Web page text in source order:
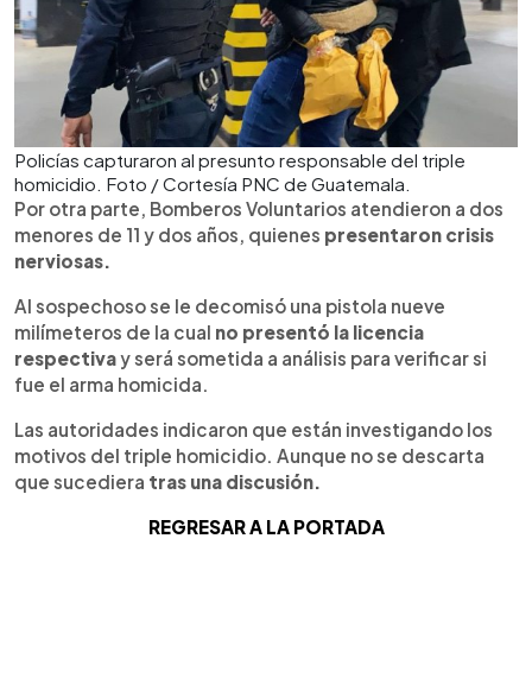
Policías capturaron al presunto responsable del triple
homicidio. Foto / Cortesía PNC de Guatemala.
Por otra parte, Bomberos Voluntarios atendieron a dos
menores de 11 y dos años, quienes presentaron crisis
nerviosas.
Al sospechoso se le decomisó una pistola nueve
milímeteros de la cual no presentó la licencia
respectivay será sometida a análisis para verificar si
fue el arma homicida.
Las autoridades indicaron que están investigando los
motivos del triple homicidio. Aunque no se descarta
que sucediera tras una discusión.
REGRESAR A LA PORTADA